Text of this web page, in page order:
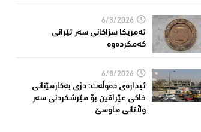
6/8/2026
ئه‌مریكا سزاكانی سه‌ر ئێرانی
كه‌مكرده‌وه‌
6/8/2026
ئیدارەى دەوڵەت: دژى بەکارهێنانى
خاکی عێراقین بۆ هێرشکردنى سەر
وڵاتانی هاوسێ